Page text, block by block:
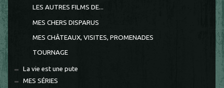
LES AUTRES FILMS DE...
MES CHERS DISPARUS
MES CHÂTEAUX, VISITES, PROMENADES
TOURNAGE
La vie est une pute
MES SÉRIES